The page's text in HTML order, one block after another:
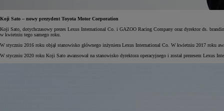
Od105 300 zł
Corolla Hatchback
HYBRID
Koji Sato – nowy prezydent Toyota Motor Corporation
Koji Sato, dotychczasowy prezes Lexus International Co. i GAZOO Racing Company oraz dyrektor ds.
w kwietniu tego samego roku.
W styczniu 2016 roku objął stanowisko głównego inżyniera Lexus International Co. W kwietniu 2017 roku
W styczniu 2020 roku Koji Sato awansował na stanowisko dyrektora operacyjnego i został prezesem Lexus